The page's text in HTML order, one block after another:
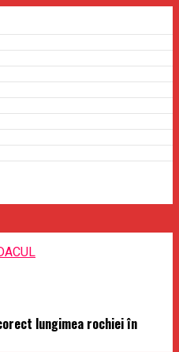
lungimea rochiei în